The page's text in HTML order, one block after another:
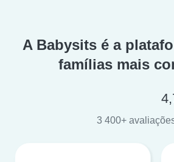
A Babysits é a
famílias mais
3 400+